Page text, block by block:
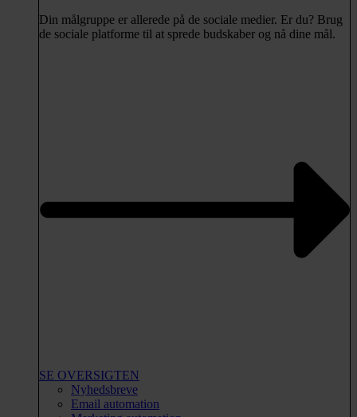
Din målgruppe er allerede på de sociale medier. Er du? Brug
de sociale platforme til at sprede budskaber og nå dine mål.
SE OVERSIGTEN
Nyhedsbreve
Email automation